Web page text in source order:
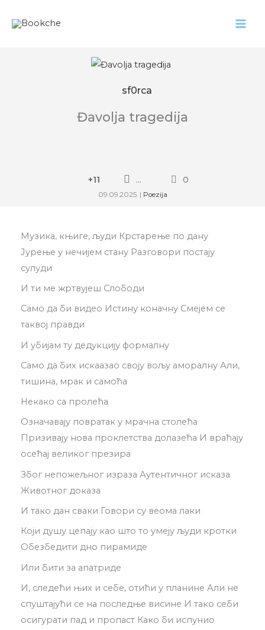
sf0rca
Đavolja tragedija
+11 ... 0
09.09.2025. | Poezija
Музика, књиге, људи Крстарење по дану
Јурење у нечијем стану Разговори постају
сулуди
И ти ме жртвујеш Слободи
Само да би видео Истину коначну Смејем се
таквој правди
И убијам ту дедукцију формалну
Само да бих искаазао своју вољу аморалну Али,
тишина, мрак и самоћа
Некако са пролећа
Означавају повратак у мрачна столећа
Призивају нова проклетства долазећа И враћају
осећај великог презира
Због непожељног израза Аутентичног исказа
Животног доказа
И тако дан сваки Говори су веома лаки
Који душу цепају као што то умеју људи кротки
Обезбедити дно пирамиде
Или бити за апатриде
И, следећи њих и себе, отићи у планине Али не
спуштајући се на последње висине И тако себи
осигурати пад и пропаст Како би испунио